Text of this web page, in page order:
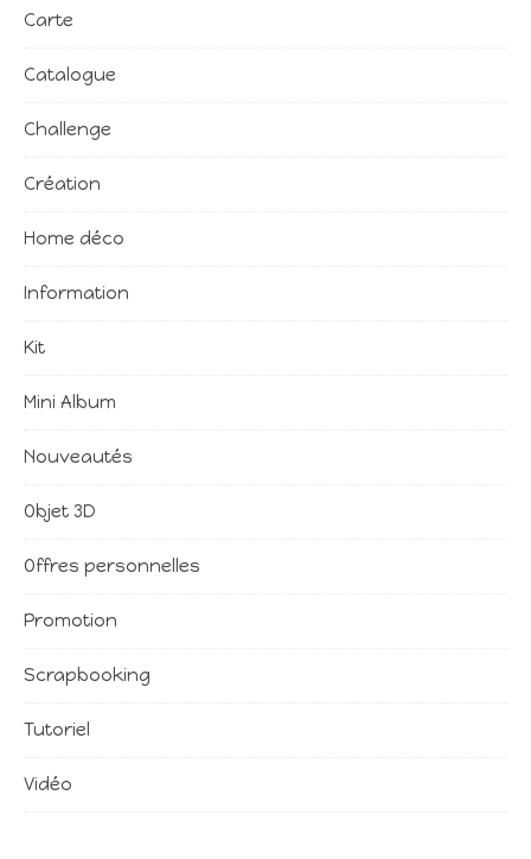
Carte
Catalogue
Challenge
Création
Home déco
Information
Kit
Mini Album
Nouveautés
Objet 3D
Offres personnelles
Promotion
Scrapbooking
Tutoriel
Vidéo